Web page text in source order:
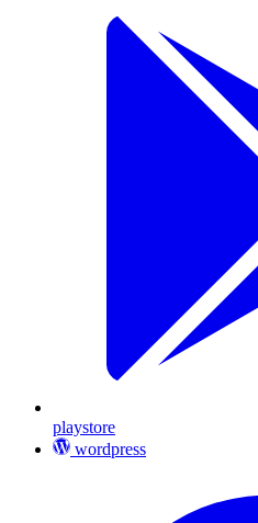
playstore
wordpress